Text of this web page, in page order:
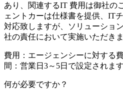
あり、関連するIT 費用は御社の
ェントカーは仕様書を提供、IT
対応致しますが、ソリューショ
社の責任において実施いただきま
費用：エージェンシーに対す
間：営業日3～5日で設定されます
何が必要ですか？